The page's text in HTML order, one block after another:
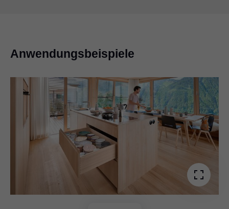
Anwendungsbeispiele